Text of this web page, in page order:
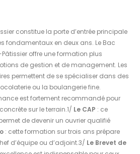
constitue la porte d’entrée principale
fondamentaux en deux ans. Le Bac
offre une formation plus
de gestion et de management. Les
permettent de se spécialiser dans des
ou la boulangerie fine.
est fortement recommandé pour
sur le terrain.1/ Le CAP : ce
de devenir un ouvrier qualifié
: cette formation sur trois ans prépare
d’équipe ou d’adjoint.3/ Le Brevet de